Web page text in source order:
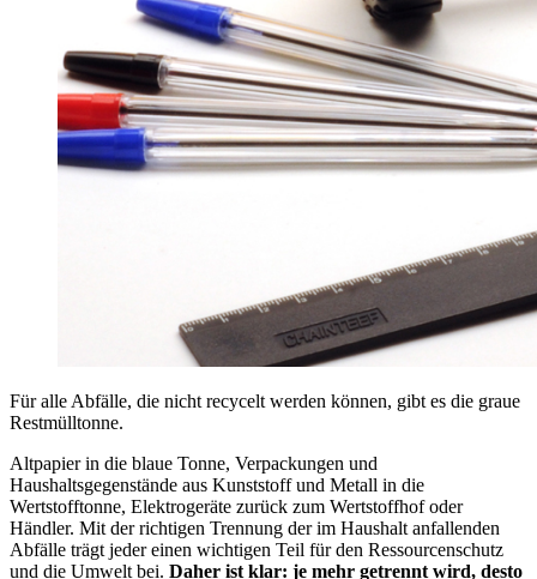
Für alle Abfälle, die nicht recycelt werden können, gibt es die graue
Restmülltonne.
Altpapier in die blaue Tonne, Verpackungen und
Haushaltsgegenstände aus Kunststoff und Metall in die
Wertstofftonne, Elektrogeräte zurück zum Wertstoffhof oder
Händler. Mit der richtigen Trennung der im Haushalt anfallenden
Abfälle trägt jeder einen wichtigen Teil für den Ressourcenschutz
und die Umwelt bei. Daher ist klar: je mehr getrennt wird, desto